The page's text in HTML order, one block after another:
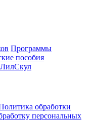
Программы
пособия
обработки
персональных